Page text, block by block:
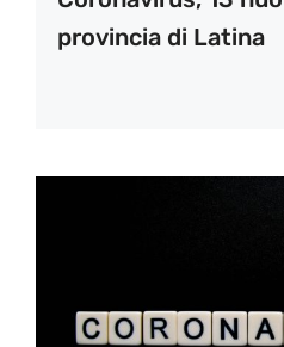
provincia di Latina